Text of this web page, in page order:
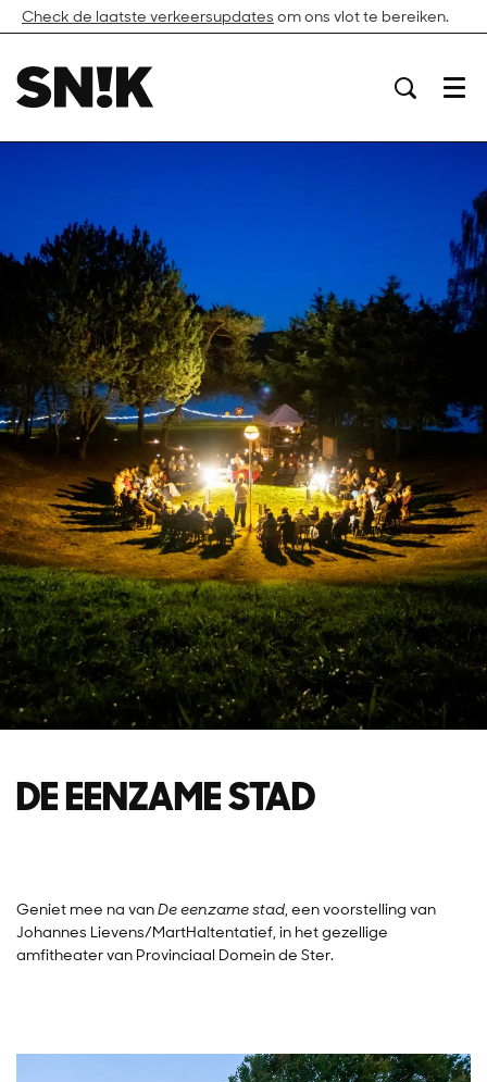
Check de laatste verkeersupdates om ons vlot te bereiken.
Menu
DE EENZAME STAD
Geniet mee na vanDe eenzame stad, een voorstelling van
Johannes Lievens/MartHa!tentatief, in het gezellige
amfitheater van Provinciaal Domein de Ster.